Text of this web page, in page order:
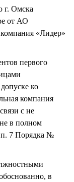
г. Омска
от АО
«Лидер»
первого
ко
компания
с не
в полном
п. 7 Порядка №
в